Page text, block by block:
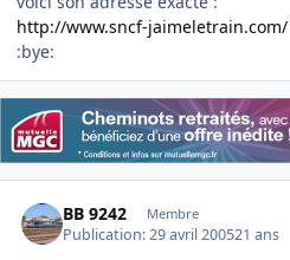
http://www.sncf-jaimeletrain.com/
:bye:
BB 9242 Membre
Publication:29 avril 200521 ans